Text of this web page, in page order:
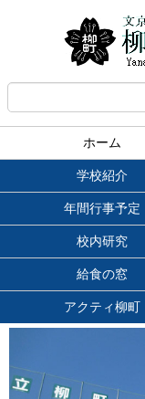
ホーム
学校紹介
年間行事予定
校内研究
給食の窓
アクティ柳町